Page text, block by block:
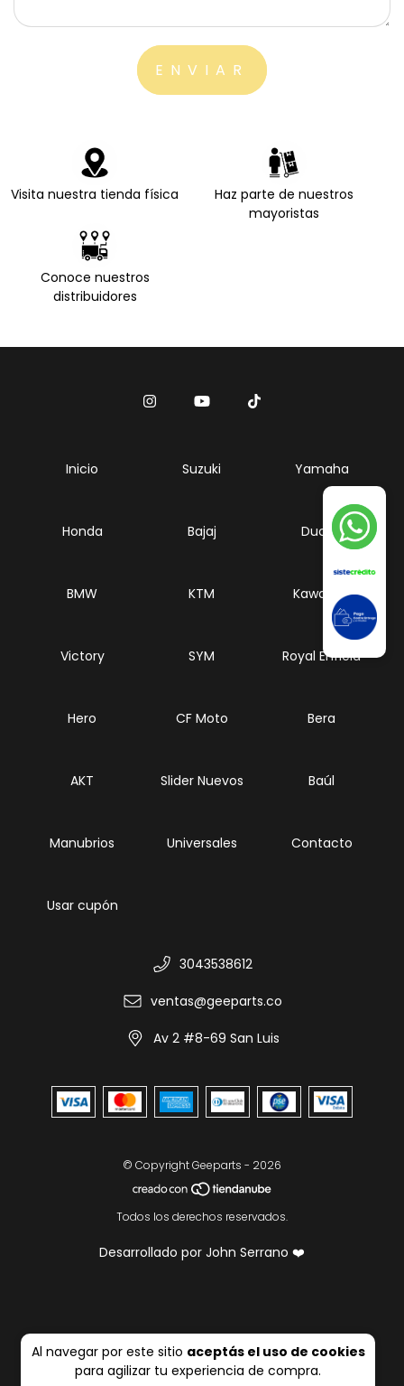
Al navegar por este sitio aceptás el uso de cookies
para agilizar tu experiencia de compra.
Visita nuestra tienda física
Haz parte de nuestros
mayoristas
Conoce nuestros
distribuidores
Inicio Suzuki Yamaha
Honda Bajaj Ducati
BMW KTM Kawasaki
Victory SYM Royal Enfield
Hero CF Moto Bera
AKT Slider Nuevos Baúl
Manubrios Universales Contacto
Usar cupón
3043538612
ventas@geeparts.co
Av 2 #8-69 San Luis
© Copyright Geeparts - 2026
Todos los derechos reservados.
Desarrollado por John Serrano ❤️